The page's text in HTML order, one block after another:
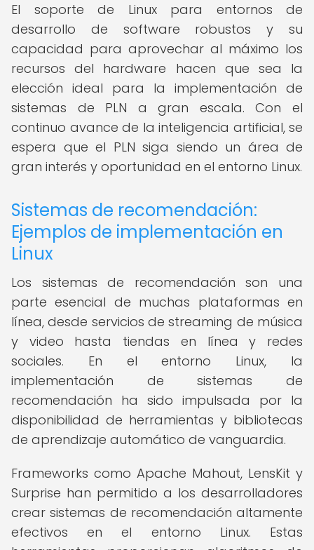
El soporte de Linux para entornos de
desarrollo de software robustos y su
capacidad para aprovechar al máximo los
recursos del hardware hacen que sea la
elección ideal para la implementación de
sistemas de PLN a gran escala. Con el
continuo avance de la inteligencia artificial, se
espera que el PLN siga siendo un área de
gran interés y oportunidad en el entorno Linux.
Sistemas de recomendación:
Ejemplos de implementación en
Linux
Los sistemas de recomendación son una
parte esencial de muchas plataformas en
línea, desde servicios de streaming de música
y video hasta tiendas en línea y redes
sociales. En el entorno Linux, la
implementación de sistemas de
recomendación ha sido impulsada por la
disponibilidad de herramientas y bibliotecas
de aprendizaje automático de vanguardia.
Frameworks como Apache Mahout, LensKit y
Surprise han permitido a los desarrolladores
crear sistemas de recomendación altamente
efectivos en el entorno Linux. Estas